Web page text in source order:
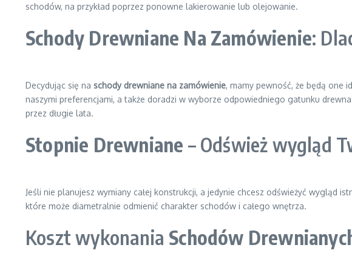
schodów, na przykład poprzez ponowne lakierowanie lub olejowanie.
Schody Drewniane Na Zamówienie:
Decydując się na schody drewniane na zamówienie, mamy pewność, że będą one
naszymi preferencjami, a także doradzi w wyborze odpowiedniego gatunku
przez długie lata.
Stopnie Drewniane – Odśwież wygląd
Jeśli nie planujesz wymiany całej konstrukcji, a jedynie chcesz odświeżyć wygląd
które może diametralnie odmienić charakter schodów i całego wnętrza.
Koszt wykonania Schodów